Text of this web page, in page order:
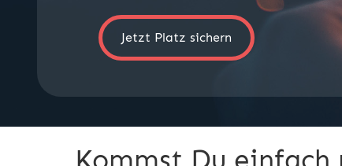
Jetzt Platz sichern
Kommst Du